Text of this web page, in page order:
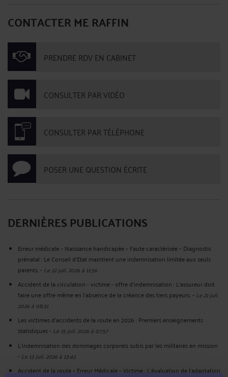
CONTACTER ME RAFFIN
PRENDRE RDV EN CABINET
CONSULTER PAR VIDÉO
CONSULTER PAR TÉLÉPHONE
POSER UNE QUESTION ÉCRITE
DERNIÈRES PUBLICATIONS
Erreur médicale – Naissance handicapée – Faute caractérisée – Diagnostic
prénatal : Le Conseil d'Etat maintient une indemnisation limitée aux seuls
parents.- Le 22 juil. 2026 à 11:56
Accident de la circulation - victime - offre d'indemnisation : L'assureur doit
faire une offre même en l'absence de la créance des tiers payeurs.- Le 21 juil.
2026 à 08:31
Les victimes d’accidents de la route en 2026 : Premiers enseignements
statistiques- Le 15 juil. 2026 à 07:57
L’indemnisation des dommages corporels subis par les militaires en mission
- Le 13 juil. 2026 à 13:43
Accident de la route – Erreur Médicale – Victime : L’évaluation de l’adaptation